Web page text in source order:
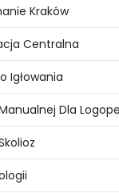
Kraków
Centralna
Igłowania
Dla